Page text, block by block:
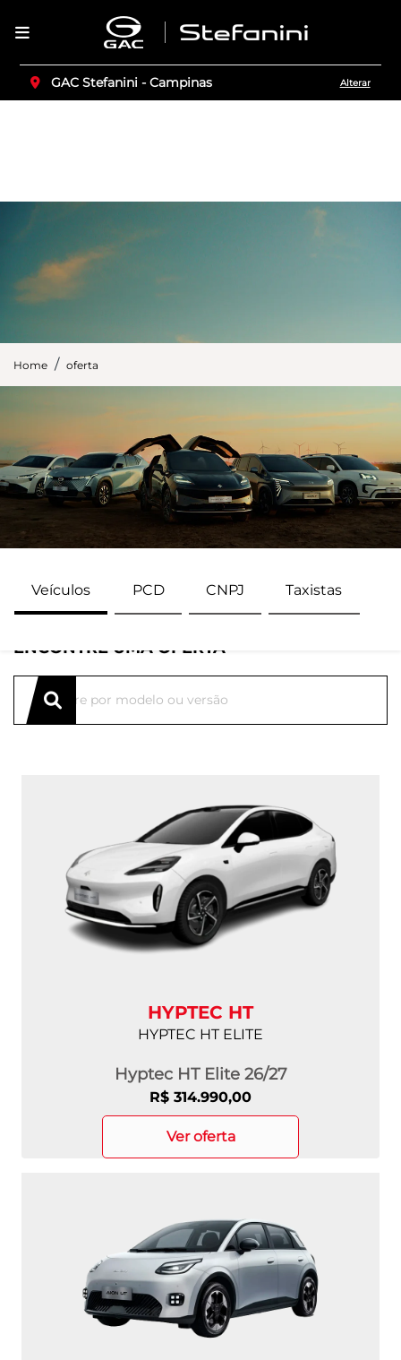
GAC Stefanini - Campinas Alterar
Home oferta
Veículos PCD CNPJ Taxistas
ENCONTRE UMA OFERTA
HYPTEC HT
HYPTEC HT ELITE
Hyptec HT Elite 26/27
R$ 314.990,00
ver oferta